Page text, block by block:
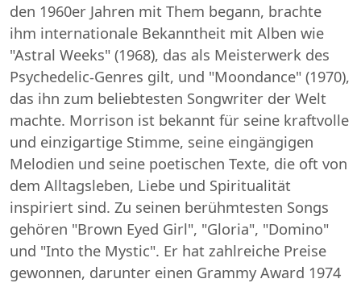
den 1960er Jahren mit Them begann, brachte
ihm internationale Bekanntheit mit Alben wie
"Astral Weeks" (1968), das als Meisterwerk des
Psychedelic-Genres gilt, und "Moondance" (1970),
das ihn zum beliebtesten Songwriter der Welt
machte. Morrison ist bekannt für seine kraftvolle
und einzigartige Stimme, seine eingängigen
Melodien und seine poetischen Texte, die oft von
dem Alltagsleben, Liebe und Spiritualität
inspiriert sind. Zu seinen berühmtesten Songs
gehören "Brown Eyed Girl", "Gloria", "Domino"
und "Into the Mystic". Er hat zahlreiche Preise
gewonnen, darunter einen Grammy Award 1974